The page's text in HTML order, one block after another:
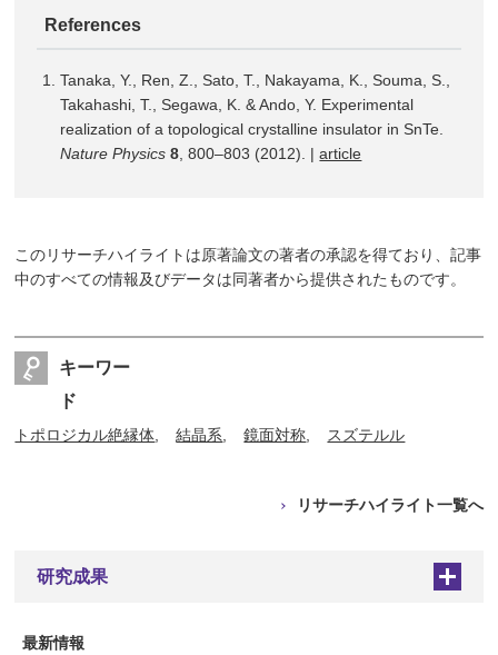
References
Tanaka, Y., Ren, Z., Sato, T., Nakayama, K., Souma, S.,
Takahashi, T., Segawa, K. & Ando, Y. Experimental
realization of a topological crystalline insulator in SnTe.
Nature Physics 8 , 800–803 (2012). |article
このリサーチハイライトは原著論文の著者の承認を得ており、記事
中のすべての情報及びデータは同著者から提供されたものです。
キーワー
ド
トポロジカル絶縁体 結晶系 鏡面対称 スズテルル
リサーチハイライト一覧へ
研究成果 +
最新情報